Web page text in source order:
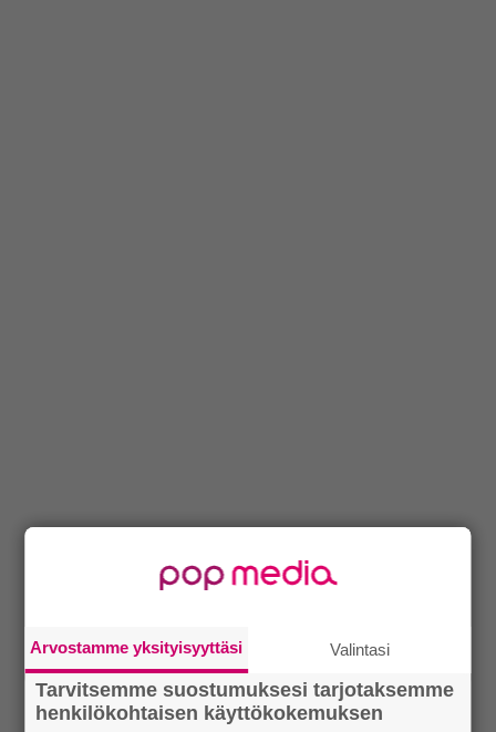
Arvostamme yksityisyyttäsi Valintasi
Tarvitsemme suostumuksesi tarjotaksemme
henkilökohtaisen käyttökokemuksen